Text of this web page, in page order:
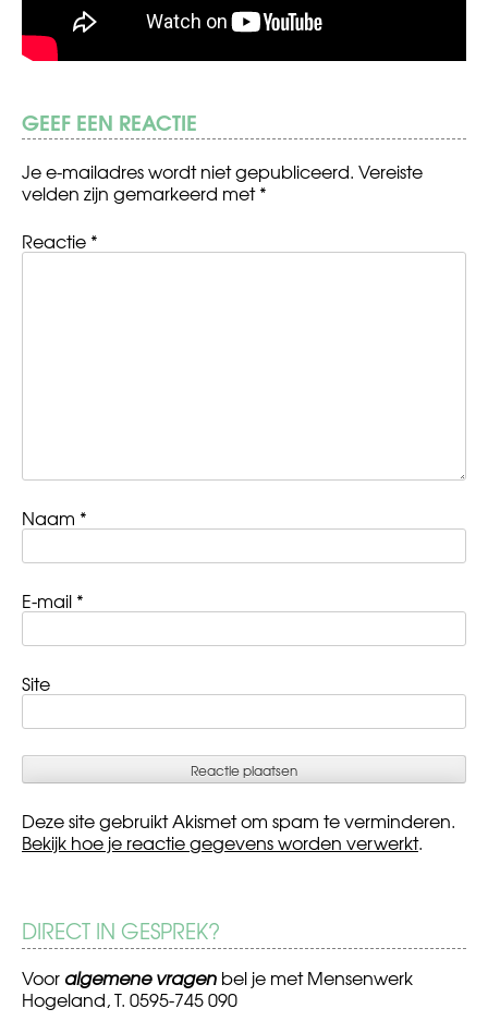
GEEF EEN REACTIE
Je e-mailadres wordt niet gepubliceerd. Vereiste
velden zijn gemarkeerd met*
Reactie *
Naam *
E-mail *
Site
Deze site gebruikt Akismet om spam te verminderen.
Bekijk hoe je reactie gegevens worden verwerkt.
DIRECT IN GESPREK?
Voor algemene vragen bel je met Mensenwerk
Hogeland, T. 0595-745 090